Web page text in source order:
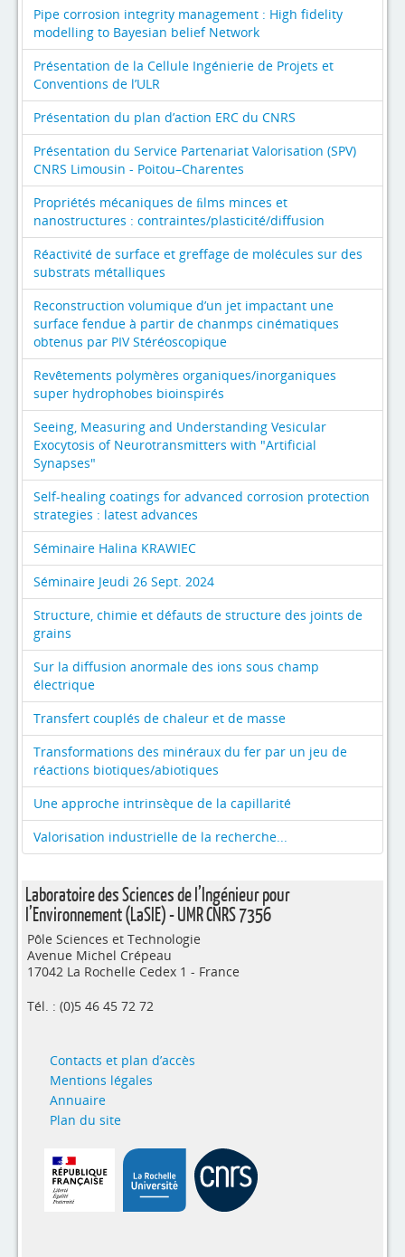
Pipe corrosion integrity management : High fidelity
modelling to Bayesian belief Network
Présentation de la Cellule Ingénierie de Projets et
Conventions de l’ULR
Présentation du plan d’action ERC du CNRS
Présentation du Service Partenariat Valorisation (SPV)
CNRS Limousin - Poitou–Charentes
Propriétés mécaniques de ﬁlms minces et
nanostructures : contraintes/plasticité/diﬀusion
Réactivité de surface et greffage de molécules sur des
substrats métalliques
Reconstruction volumique d’un jet impactant une
surface fendue à partir de chanmps cinématiques
obtenus par PIV Stéréoscopique
Revêtements polymères organiques/inorganiques
super hydrophobes bioinspirés
Seeing, Measuring and Understanding Vesicular
Exocytosis of Neurotransmitters with "Artificial
Synapses"
Self-healing coatings for advanced corrosion protection
strategies : latest advances
Séminaire Halina KRAWIEC
Séminaire Jeudi 26 Sept. 2024
Structure, chimie et défauts de structure des joints de
grains
Sur la diffusion anormale des ions sous champ
électrique
Transfert couplés de chaleur et de masse
Transformations des minéraux du fer par un jeu de
réactions biotiques/abiotiques
Une approche intrinsèque de la capillarité
Valorisation industrielle de la recherche...
Laboratoire des Sciences de l’Ingénieur pour
l’Environnement (LaSIE) - UMR CNRS 7356
Pôle Sciences et Technologie
Avenue Michel Crépeau
17042 La Rochelle Cedex 1 - France
Tél. : (0)5 46 45 72 72
Contacts et plan d’accès
Mentions légales
Annuaire
Plan du site